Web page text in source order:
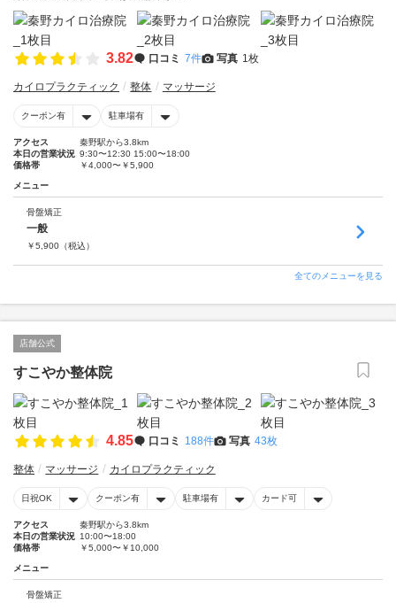
3.82 口コミ 7件 写真 1枚
カイロプラクティック 整体 マッサージ
クーポン有 駐車場有
アクセス
秦野駅から3.8km
本日の営業状況 9:30〜12:30 15:00〜18:00
価格帯
￥4,000〜￥5,900
メニュー
骨盤矯正
一般
￥5,900 （税込）
全てのメニューを見る
店舗公式
すこやか整体院
4.85 口コミ 188件 写真 43枚
整体 マッサージ カイロプラクティック
日祝OK クーポン有 駐車場有 カード可
アクセス
秦野駅から3.8km
本日の営業状況 10:00〜18:00
価格帯
￥5,000〜￥10,000
メニュー
骨盤矯正